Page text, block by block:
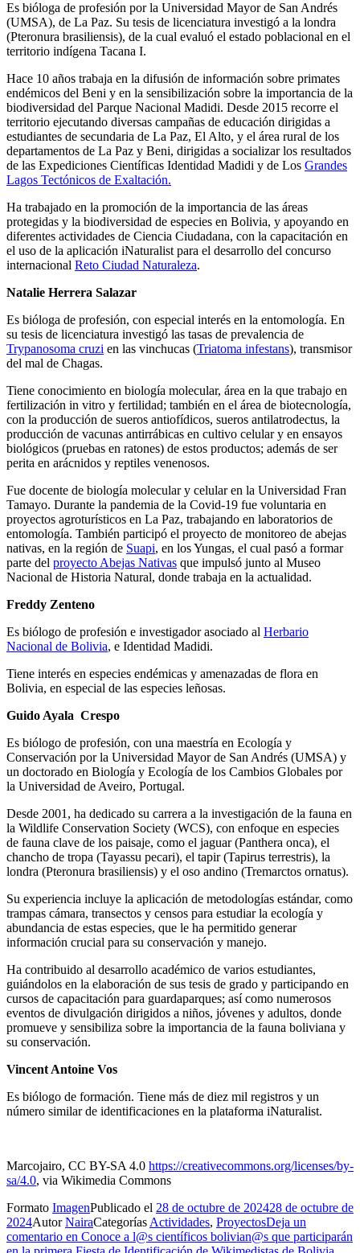
Es bióloga de profesión por la Universidad Mayor de San Andrés
(UMSA), de La Paz. Su tesis de licenciatura investigó a la londra
(Pteronura brasiliensis), de la cual evaluó el estado poblacional en el
territorio indígena Tacana I.
Hace 10 años trabaja en la difusión de información sobre primates
endémicos del Beni y en la sensibilización sobre la importancia de la
biodiversidad del Parque Nacional Madidi. Desde 2015 recorre el
territorio ejecutando diversas campañas de educación dirigidas a
estudiantes de secundaria de La Paz, El Alto, y el área rural de los
departamentos de La Paz y Beni, dirigidas a socializar los resultados
de las Expediciones Científicas Identidad Madidi y de Los Grandes
Lagos Tectónicos de Exaltación.
Ha trabajado en la promoción de la importancia de las áreas
protegidas y la biodiversidad de especies en Bolivia, y apoyando en
diferentes actividades de Ciencia Ciudadana, con la capacitación en
el uso de la aplicación iNaturalist para el desarrollo del concurso
internacional Reto Ciudad Naturaleza.
Natalie Herrera Salazar
Es bióloga de profesión, con especial interés en la entomología. En
su tesis de licenciatura investigó las tasas de prevalencia de
Trypanosoma cruzi en las vinchucas (Triatoma infestans), transmisor
del mal de Chagas.
Tiene conocimiento en biología molecular, área en la que trabajo en
fertilización in vitro y fertilidad; también en el área de biotecnología,
con la producción de sueros antiofídicos, sueros antilatrodectus, la
producción de vacunas antirrábicas en cultivo celular y en ensayos
biológicos (pruebas en ratones) de estos productos; además de ser
perita en arácnidos y reptiles venenosos.
Fue docente de biología molecular y celular en la Universidad Fran
Tamayo. Durante la pandemia de la Covid-19 fue voluntaria en
proyectos agroturísticos en La Paz, trabajando en laboratorios de
entomología. También participó el proyecto de monitoreo de abejas
nativas, en la región de Suapi, en los Yungas, el cual pasó a formar
parte del proyecto Abejas Nativas que impulsó junto al Museo
Nacional de Historia Natural, donde trabaja en la actualidad.
Freddy Zenteno
Es biólogo de profesión e investigador asociado al Herbario
Nacional de Bolivia, e Identidad Madidi.
Tiene interés en especies endémicas y amenazadas de flora en
Bolivia, en especial de las especies leñosas.
Guido Ayala Crespo
Es biólogo de profesión, con una maestría en Ecología y
Conservación por la Universidad Mayor de San Andrés (UMSA) y
un doctorado en Biología y Ecología de los Cambios Globales por
la Universidad de Aveiro, Portugal.
Desde 2001, ha dedicado su carrera a la investigación de la fauna en
la Wildlife Conservation Society (WCS), con enfoque en especies
de fauna clave de los paisaje, como el jaguar (Panthera onca), el
chancho de tropa (Tayassu pecari), el tapir (Tapirus terrestris), la
londra (Pteronura brasiliensis) y el oso andino (Tremarctos ornatus).
Su experiencia incluye la aplicación de metodologías estándar, como
trampas cámara, transectos y censos para estudiar la ecología y
abundancia de estas especies, que le ha permitido generar
información crucial para su conservación y manejo.
Ha contribuido al desarrollo académico de varios estudiantes,
guiándolos en la elaboración de sus tesis de grado y participando en
cursos de capacitación para guardaparques; así como numerosos
eventos de divulgación dirigidos a niños, jóvenes y adultos, donde
promueve y sensibiliza sobre la importancia de la fauna boliviana y
su conservación.
Vincent Antoine Vos
Es biólogo de formación. Tiene más de diez mil registros y un
número similar de identificaciones en la plataforma iNaturalist.
Marcojairo, CC BY-SA 4.0 https://creativecommons.org/licenses/by-
sa/4.0, via Wikimedia Commons
Formato ImagenPublicado el 28 de octubre de 202428 de octubre de
2024AutorNairaCategorías Actividades, ProyectosDeja un
comentario en Conoce a l@s científicos bolivian@s que participarán